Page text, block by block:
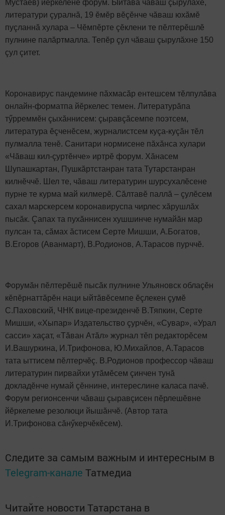
Мустаев) йӗркеленӗ форум. Ыйтăва чăваш çырулăхӗ,
литератури çуралнă, 19 ӗмӗр вӗçӗнче чăваш юхăмӗ
пуçланнă хулара – Чӗмпӗрте çӗклени те пӗлтерӗшлӗ
пулнине палăртмалла. Тепӗр çул чăваш çырулăхне 150
çул çитет.
Коронавирус пандемине пăхмасăр ентешсем тӗлпулăва
онлайн-форматпа йӗркелес темен. Литературăпа
тӳрреммӗн çыхăннисем: çыравçăсемпе поэтсем,
литература ӗçченӗсем, журналистсем куçа-куçăн тӗл
пулмалла тенӗ. Санитари нормисене пăхăнса хулари
«Чăваш кил-çуртӗнче» иртрӗ форум. Хăнасем
Шупашкартан, Пушкăртстанран тата Тутарстанран
килнӗччӗ. Шел те, чăваш литературин шурсухалӗсене
пурне те курма май килмерӗ. Сăлтавӗ паллă – çулӗсем
сахал марскерсем коронавируспа чирлес хăрушлăх
пысăк. Çапах та пухăннисен хушшинче нумайăн мар
пулсан та, сăмах ăстисем Серте Мишши, А.Богатов,
В.Егоров (Аванмарт), В.Родионов, А.Тарасов пурччӗ.
Форумăн пӗлтерӗшӗ пысăк пулнине Ульяновск облаçӗн
кӗпӗрнаттăрӗн наци ыйтăвӗсемпе ӗçлекен çумӗ
С.Паховский, ЧНК вице-президенчӗ В.Тяпкин, Серте
Мишши, «Хыпар» Издательство çурчӗн, «Сувар», «Урал
сасси» хаçат, «Тăван Атăл» журнал тӗп редакторӗсем
И.Вашуркина, И.Трифонова, Ю.Михайлов, А.Тарасов
тата ыттисем пӗлтерчӗç. В.Родионов профессор чăваш
литературин пирвайхи утăмӗсем çинчен тунă
докладӗнче нумай çӗннине, интереслине каласа пачӗ.
Форум регионсенчи чăваш çыравçисен пӗрлешӗвне
йӗркелеме резолюци йышăнчӗ. (Автор тата
И.Трифонова сăнӳкерчӗкӗсем).
Следите за самым важным и интересным в
Telegram-канале Татмедиа
Читайте новости Татарстана в